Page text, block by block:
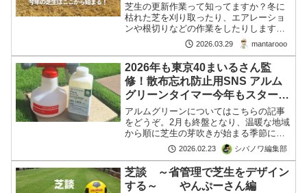
芝生の更新作業って知ってますか？冬に
枯れた芝を刈り取ったり、エアレーショ
ンや根切りなどの作業をしたりします。
ここではまず、シーズン一番最初に始め
る作業「春の低刈り」「サッチング」に
ついて解説します。2月から3月、芝生が
休眠から覚めて芽吹き始続きを読む
2026.03.29 mantarooo
2026年も東京40まいるさん監
修！散布忘れ防止用SNS アルム
グリーンタイマー今年もスター
ト！
アルムグリーンについてはこちらの記事
をどうぞ。2月も終盤となり、温暖な地域
から順に芝生の芽吹きが始まる季節にな
りました。春の作業を進める方も増え、
SNSでは楽しい作業報告でにぎわってい
ますね。ということで―― 🌱 2025年に
好評だった「ア続きを読む
2026.02.23 シバノワ編集部
芝談 ～省管理で芝生をデザイン
する～ やんぷーさん編